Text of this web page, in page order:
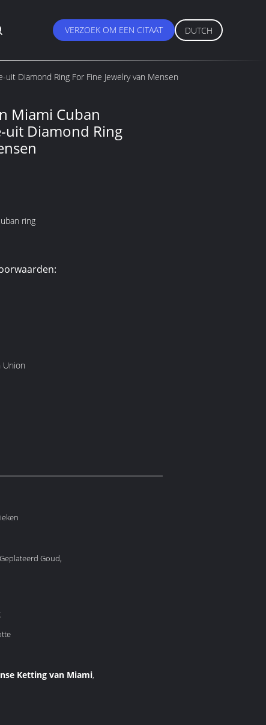
VERZOEK OM EEN CITAAT DUTCH
Diamond Ring For Fine Jewelry van Mensen
Miami Cuban
uit Diamond Ring
ring
Union
Goud,
Ketting van Miami,